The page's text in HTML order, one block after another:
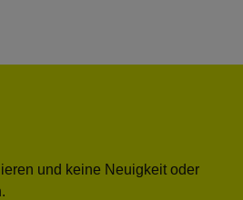
und keine Neuigkeit oder